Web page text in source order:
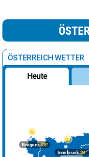
ÖSTERREICH WETTER
Heute
Bregenz28°
Innsbruck24°